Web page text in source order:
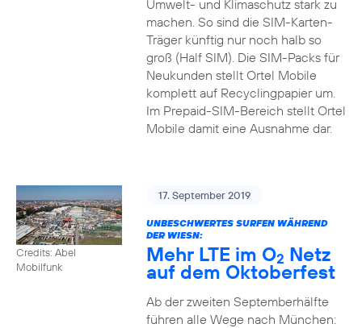
Umwelt- und Klimaschutz stark zu
machen. So sind die SIM-Karten-
Träger künftig nur noch halb so
groß (Half SIM). Die SIM-Packs für
Neukunden stellt Ortel Mobile
komplett auf Recyclingpapier um.
Im Prepaid-SIM-Bereich stellt Ortel
Mobile damit eine Ausnahme dar.
Credits: Abel
Mobilfunk
17. September 2019
UNBESCHWERTES SURFEN WÄHREND
DER WIESN:
Mehr LTE im O2 Netz
auf dem Oktoberfest
Ab der zweiten Septemberhälfte
führen alle Wege nach München: